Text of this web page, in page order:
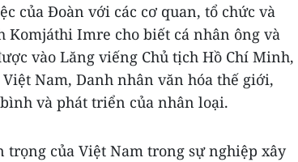
của Đoàn với các cơ quan, tổ chức và
Komjáthi Imre cho biết cá nhân ông và
vào Lăng viếng Chủ tịch Hồ Chí Minh,
Nam, Danh nhân văn hóa thế giới,
và phát triển của nhân loại.
của Việt Nam trong sự nghiệp xây